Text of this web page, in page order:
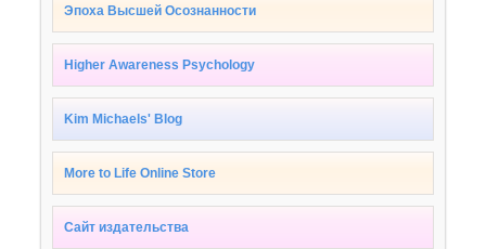
Эпоха Высшей Осознанности
Higher Awareness Psychology
Kim Michaels' Blog
More to Life Online Store
Сайт издательства